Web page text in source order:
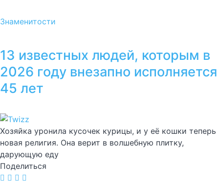
Знаменитости
13 известных людей, которым в
2026 году внезапно исполняется
45 лет
Хозяйка уронила кусочек курицы, и у её кошки теперь
новая религия. Она верит в волшебную плитку,
дарующую еду
Поделиться